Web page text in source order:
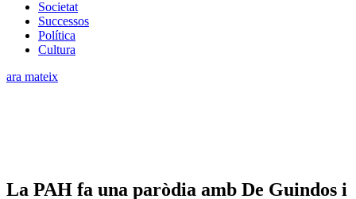
Societat
Successos
Política
Cultura
ara mateix
La PAH fa una paròdia amb De Guindos i